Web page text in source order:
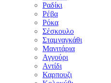
Ραδίκι
Ρέβα
Ρόκα
Σέσκουλο
Σταμναγκάθι
Μανιτάρια
Αγγούρι
Αντίδι
Καρπουζι